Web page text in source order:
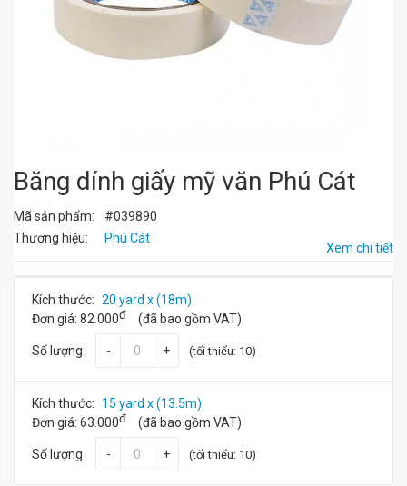
Băng dính giấy mỹ văn Phú Cát
Mã sản phẩm:
#039890
Thương hiệu:
Phú Cát
Xem chi tiết
Kích thước: 20 yard x (18m)
Đơn giá: 82.000đ (đã bao gồm VAT)
Số lượng: - + (tối thiểu: 10)
Kích thước:
15 yard x (13.5m)
Đơn giá: 63.000đ (đã bao gồm VAT)
Số lượng: - + (tối thiểu: 10)